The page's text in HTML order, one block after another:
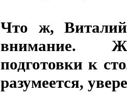
Что ж,
внимание.
подготовки к
разумеется,